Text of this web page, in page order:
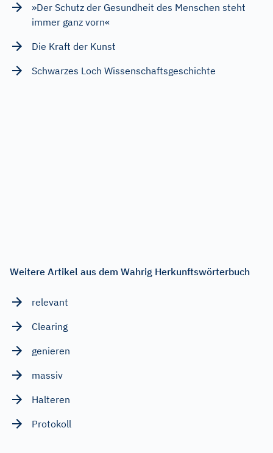
»Der Schutz der Gesundheit des Menschen steht
immer ganz vorn«
Die Kraft der Kunst
Schwarzes Loch Wissenschaftsgeschichte
Weitere Artikel aus dem Wahrig Herkunftswörterbuch
relevant
Clearing
genieren
massiv
Halteren
Protokoll